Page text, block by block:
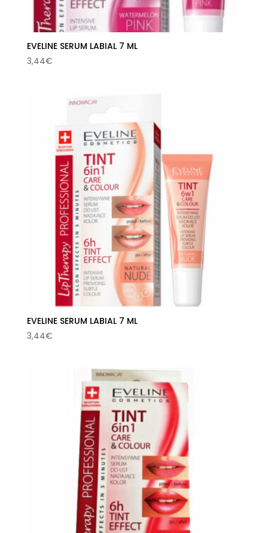
EVELINE SERUM LABIAL 7 ML
3,44€
EVELINE SERUM LABIAL 7 ML
3,44€